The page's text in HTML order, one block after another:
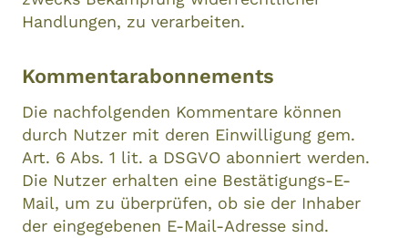
Handlungen, zu verarbeiten.
Kommentarabonnements
Die nachfolgenden Kommentare können
durch Nutzer mit deren Einwilligung gem.
Art. 6 Abs. 1 lit. a DSGVO abonniert werden.
Die Nutzer erhalten eine Bestätigungs-E-
Mail, um zu überprüfen, ob sie der Inhaber
der eingegebenen E-Mail-Adresse sind.